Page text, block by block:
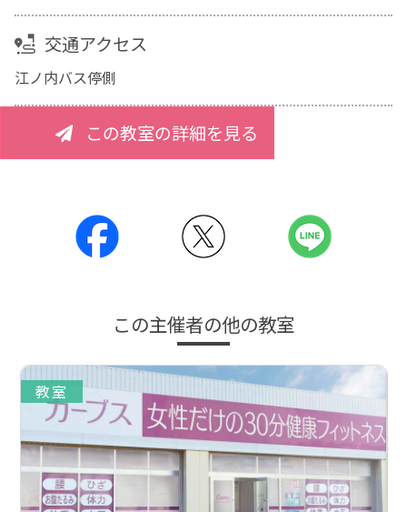
交通アクセス
江ノ内バス停側
この教室の詳細を見る
この主催者の他の教室
教室